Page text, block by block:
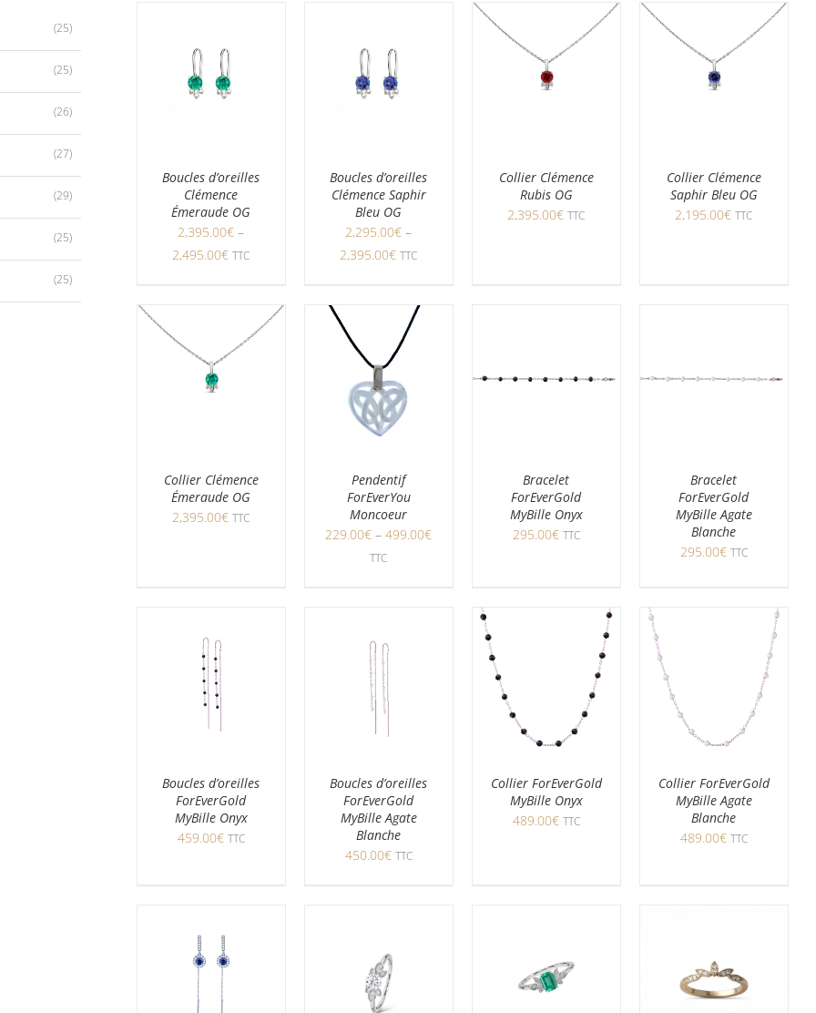
Boucles d’oreilles
Clémence
Émeraude OG
2,395.00€ –
2,495.00€ TTC
Boucles d’oreilles
Clémence Saphir
Bleu OG
2,295.00€ –
2,395.00€ TTC
Collier Clémence
Rubis OG
2,395.00€ TTC
Collier Clémence
Saphir Bleu OG
2,195.00€ TTC
Collier Clémence
Émeraude OG
2,395.00€ TTC
Pendentif
ForEverYou
Moncoeur
229.00€ –499.00€
TTC
Bracelet
ForEverGold
MyBille Onyx
295.00€ TTC
Bracelet
ForEverGold
MyBille Agate
Blanche
295.00€ TTC
Boucles d’oreilles
ForEverGold
MyBille Onyx
459.00€ TTC
Boucles d’oreilles
ForEverGold
MyBille Agate
Blanche
450.00€ TTC
Collier ForEverGold
MyBille Onyx
489.00€ TTC
Collier ForEverGold
MyBille Agate
Blanche
489.00€ TTC
(25)
(25)
(26)
(27)
(29)
(25)
(25)